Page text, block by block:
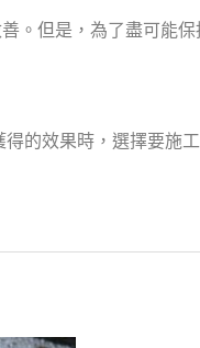
。但是，為了盡可能
的效果時，選擇要施